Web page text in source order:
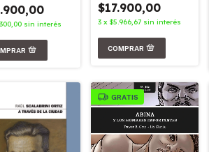
sin interés
$17.900,00
3 x $5.966,67 sin interés
GRATIS